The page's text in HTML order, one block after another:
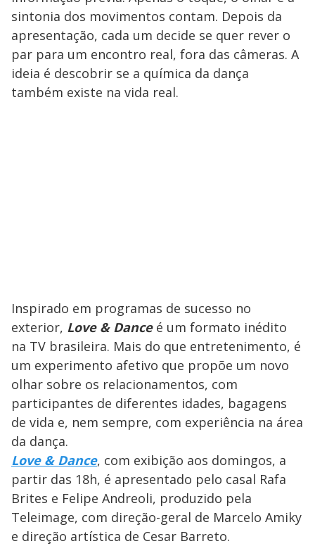
sintonia dos movimentos contam. Depois da
apresentação, cada um decide se quer rever o
par para um encontro real, fora das câmeras. A
ideia é descobrir se a química da dança
também existe na vida real.
Inspirado em programas de sucesso no
exterior, Love & Danceé um formato inédito
na TV brasileira. Mais do que entretenimento, é
um experimento afetivo que propõe um novo
olhar sobre os relacionamentos, com
participantes de diferentes idades, bagagens
de vida e, nem sempre, com experiência na área
da dança.
Love & Dance, com exibição aos domingos, a
partir das 18h, é apresentado pelo casal Rafa
Brites e Felipe Andreoli, produzido pela
Teleimage, com direção-geral de Marcelo Amiky
e direção artística de Cesar Barreto.